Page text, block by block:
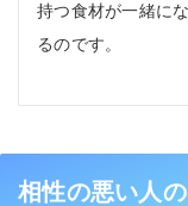
持つ食材が一緒に
るのです。
相性の悪い人